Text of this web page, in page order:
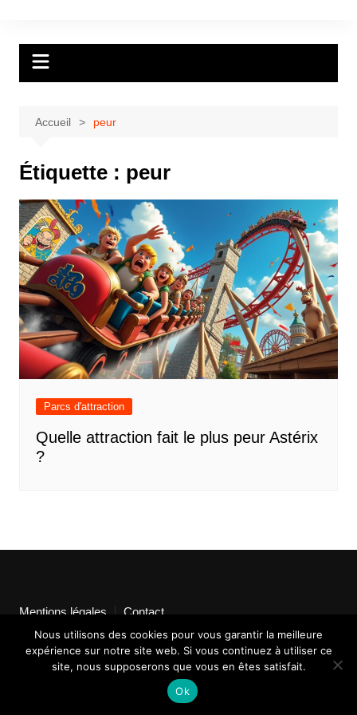
Accueil peur
Étiquette : peur
Parcs d'attraction
Quelle attraction fait le plus peur Astérix
?
Mentions légales Contact
Nous utilisons des cookies pour vous garantir la meilleure
expérience sur notre site web. Si vous continuez à utiliser ce
site, nous supposerons que vous en êtes satisfait.
Ok